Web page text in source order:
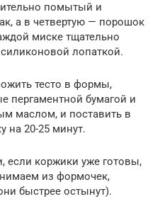
помытый и
а в четвертую — порошок
миске тщательно
лопаткой.
тесто в формы,
пергаментной бумагой и
маслом, и поставить в
на 20-25 минут.
если коржики уже готовы,
из формочек,
быстрее остынут).